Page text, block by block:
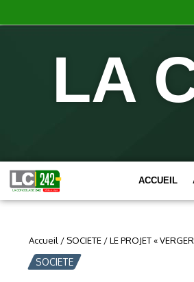
LA
ACCUEIL
Accueil / SOCIETE /LE PROJET «
SOCIETE